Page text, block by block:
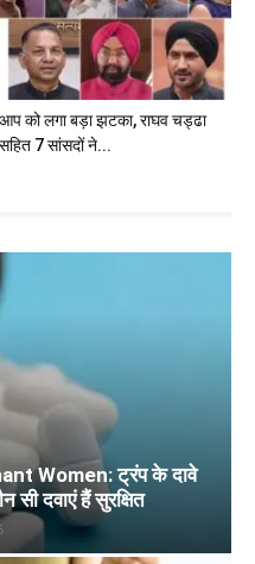
आप को लगा बड़ा झटका, राघव चड्ढा
सहित 7 सांसदों ने...
Women: ट्रंप के दावे
दवाएं हैं सुरक्षित